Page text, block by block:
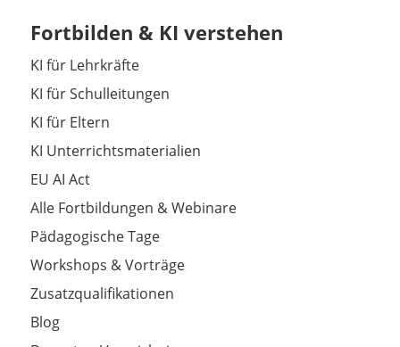
Fortbilden & KI verstehen
KI für Lehrkräfte
KI für Schulleitungen
KI für Eltern
KI Unterrichtsmaterialien
EU AI Act
Alle Fortbildungen & Webinare
Pädagogische Tage
Workshops & Vorträge
Zusatzqualifikationen
Blog